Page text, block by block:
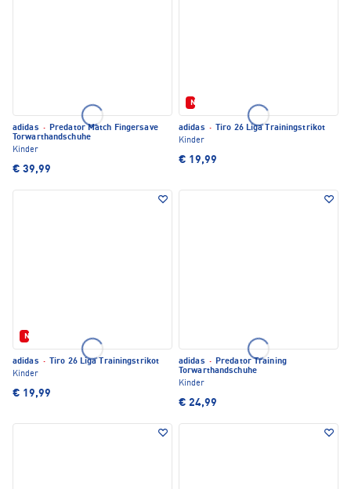
adidas · Predator Match Fingersave
Torwarthandschuhe
Kinder
€ 39,99
Neu
adidas ·
Tiro 26 Liga Trainingstrikot
Kinder
€ 19,99
Neu
adidas ·
Tiro 26 Liga Trainingstrikot
Kinder
€ 19,99
adidas · Predator Training
Torwarthandschuhe
Kinder
€ 24,99